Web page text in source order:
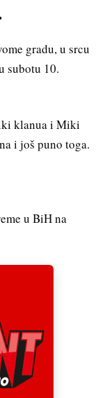
gradu, u srcu
subotu 10.
klanua i Miki
i još puno toga.
u BiH na